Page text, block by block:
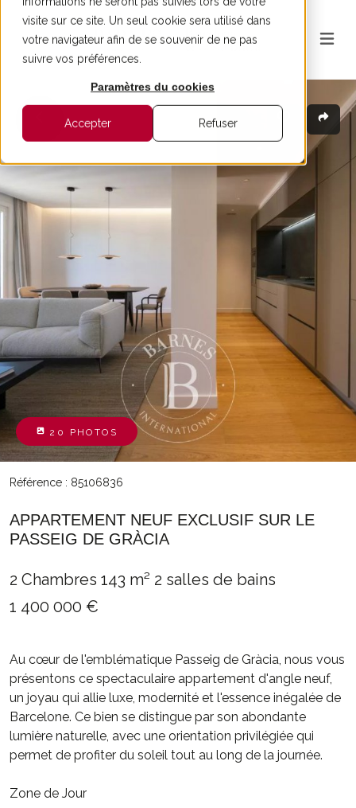
visite sur ce site. Un seul cookie sera utilisé dans
votre navigateur afin de se souvenir de ne pas
suivre vos préférences.
Paramètres du cookies
Accepter Refuser
20 PHOTOS
Référence : 85106836
APPARTEMENT NEUF EXCLUSIF SUR LE
PASSEIG DE GRÀCIA
2 Chambres 143 m² 2 salles de bains
1 400 000 €
Au cœur de l'emblématique Passeig de Gràcia, nous vous
présentons ce spectaculaire appartement d'angle neuf,
un joyau qui allie luxe, modernité et l'essence inégalée de
Barcelone. Ce bien se distingue par son abondante
lumière naturelle, avec une orientation privilégiée qui
permet de profiter du soleil tout au long de la journée.
Zone de Jour